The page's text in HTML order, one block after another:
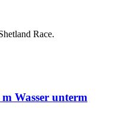
Race.
Wasser unterm